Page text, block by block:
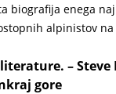
biografija enega
alpinistov na
–Steve
gore